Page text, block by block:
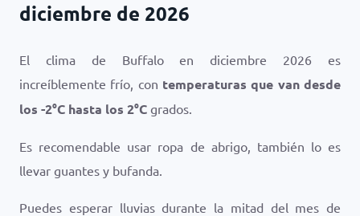
diciembre de 2026
El clima de Buffalo en diciembre 2026 es
increíblemente frío, con temperaturas que van desde
los -2°C hasta los 2°C grados.
Es recomendable usar ropa de abrigo, también lo es
llevar guantes y bufanda.
Puedes esperar lluvias durante la mitad del mes de